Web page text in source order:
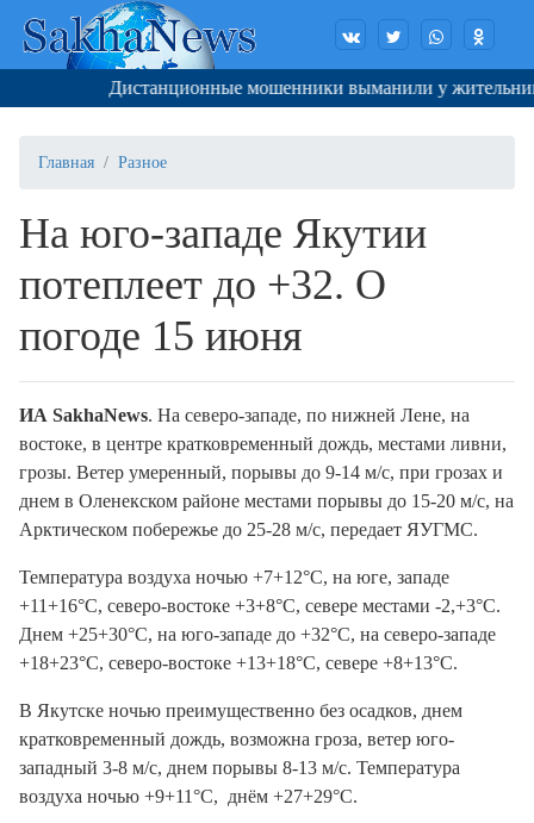
Дистанционные мошенники выманили у жительницы
Главная Разное
На юго-западе Якутии
потеплеет до +32. О
погоде 15 июня
ИА SakhaNews. На северо-западе, по нижней Лене, на
востоке, в центре кратковременный дождь, местами ливни,
грозы. Ветер умеренный, порывы до 9-14 м/с, при грозах и
днем в Оленекском районе местами порывы до 15-20 м/с, на
Арктическом побережье до 25-28 м/с, передает ЯУГМС.
Температура воздуха ночью +7+12°С, на юге, западе
+11+16°С, северо-востоке +3+8°С, севере местами -2,+3°С.
Днем +25+30°С, на юго-западе до +32°С, на северо-западе
+18+23°С, северо-востоке +13+18°С, севере +8+13°С.
В Якутске ночью преимущественно без осадков, днем
кратковременный дождь, возможна гроза, ветер юго-
западный 3-8 м/с, днем порывы 8-13 м/с. Температура
воздуха ночью +9+11°С, днём +27+29°С.